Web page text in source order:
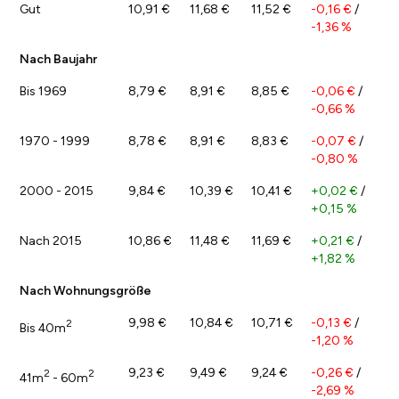
Gut 10,91 € 11,68 € 11,52 € -0,16 € /
-1,36 %
Nach Baujahr
Bis 1969 8,79 € 8,91 € 8,85 € -0,06 € /
-0,66 %
1970 - 1999 8,78 € 8,91 € 8,83 € -0,07 € /
-0,80 %
2000 - 2015 9,84 € 10,39 € 10,41 € +0,02 € /
+0,15 %
Nach 2015 10,86 € 11,48 € 11,69 € +0,21 € /
+1,82 %
Nach Wohnungsgröße
Bis 40m2 9,98 € 10,84 € 10,71 € -0,13 € /
-1,20 %
41m2 - 60m2 9,23 € 9,49 € 9,24 € -0,26 € /
-2,69 %